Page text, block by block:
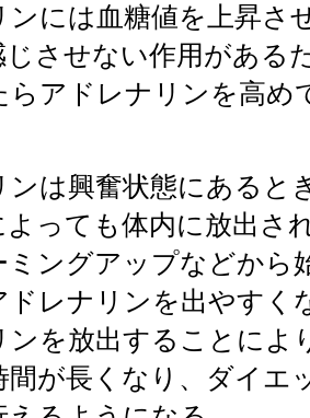
ンには血糖値を上昇さ
じさせない作用がある
らアドレナリンを高め
ンは興奮状態にあると
よっても体内に放出さ
ミングアップなどから
ドレナリンを出やすく
ンを放出することによ
間が長くなり、ダイエ